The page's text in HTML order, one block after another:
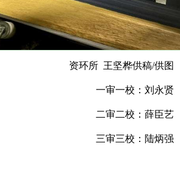
资环所 王坚桦供稿/供图
一审一校：刘永贤
二审二校：薛臣艺
三审三校：陆炳强